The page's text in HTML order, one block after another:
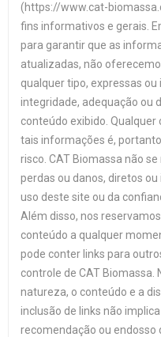
(https://www.cat-
fins informativos e gerais.
para garantir que as
atualizadas, não
qualquer tipo, expressas
integridade, adequação ou
conteúdo exibido.
tais informações é,
risco. CAT Biomassa não
perdas ou danos, diretos
uso deste site ou da
Além disso, nos
conteúdo a qualquer
pode conter links para
controle de CAT Biomassa.
natureza, o conteúdo e a
inclusão de links não
recomendação ou endosso